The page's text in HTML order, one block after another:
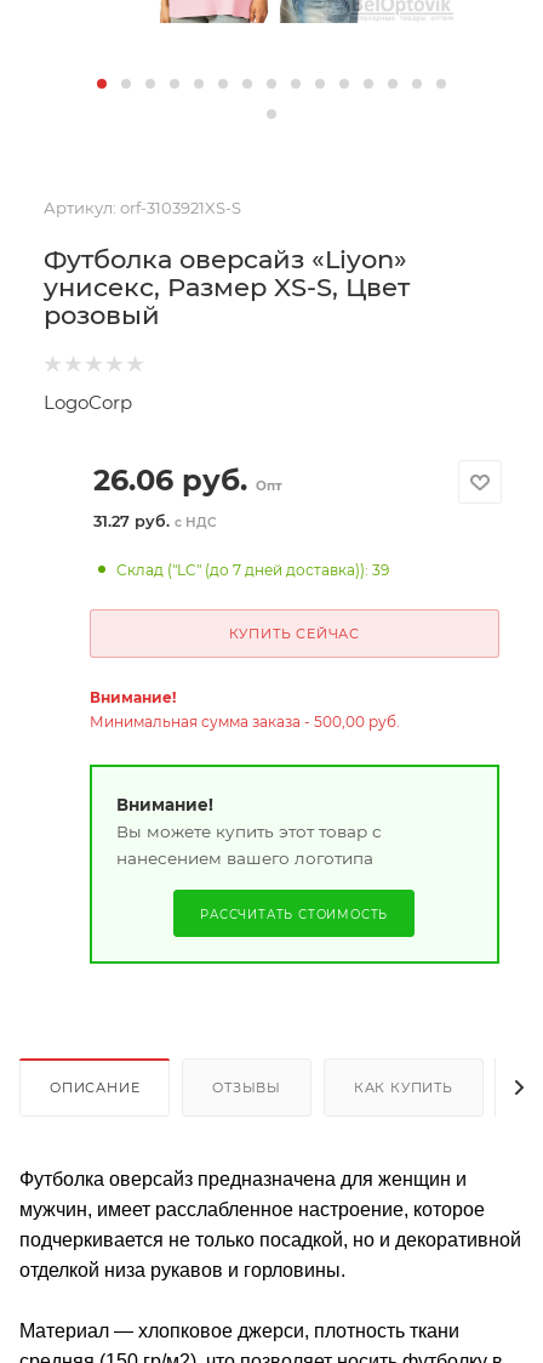
Артикул: orf-3103921XS-S
Футболка оверсайз «Liyon»
унисекс, Размер XS-S, Цвет
розовый
LogoCorp
26.06руб. Опт
31.27 руб. с НДС
Склад ("LC" (до 7 дней доставка)): 39
КУПИТЬ СЕЙЧАС
Внимание!
Минимальная сумма заказа - 500,00 руб.
Внимание!
Вы можете купить этот товар с
нанесением вашего логотипа
РАССЧИТАТЬ СТОИМОСТЬ
ОПИСАНИЕ ОТЗЫВЫ КАК КУПИТЬ
Футболка оверсайз предназначена для женщин и
мужчин, имеет расслабленное настроение, которое
подчеркивается не только посадкой, но и декоративной
отделкой низа рукавов и горловины.
Материал — хлопковое джерси, плотность ткани